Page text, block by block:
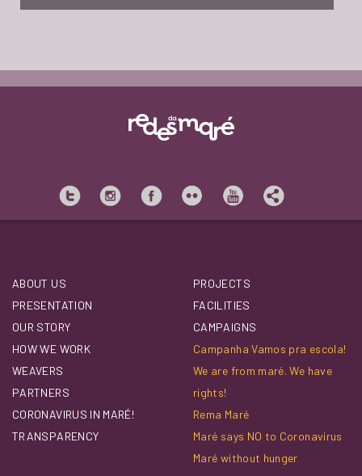
ABOUT US
PRESENTATION
OUR STORY
HOW WE WORK
WEAVERS
PARTNERS
CORONAVIRUS IN MARÉ!
TRANSPARENCY
PROJECTS
FACILITIES
CAMPAIGNS
Campanha Vamos pra escola!
We are from maré. We have
rights!
Rema Maré
Maré says NO to Coronavirus
Maré without hunger